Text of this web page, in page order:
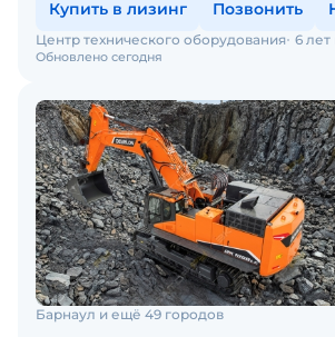
Купить в лизинг Позвонить
Обновлено сегодня
Центр технического оборудования 6
Барнаул и ещё 49 городов